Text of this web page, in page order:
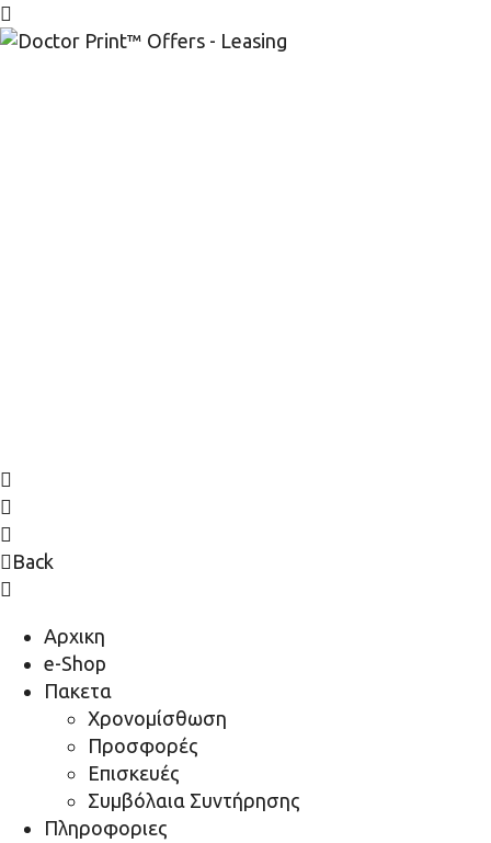
Back
Αρχικη
e-Shop
Πακετα
Χρονομίσθωση
Προσφορές
Επισκευές
Συμβόλαια Συντήρησης
Πληροφοριες